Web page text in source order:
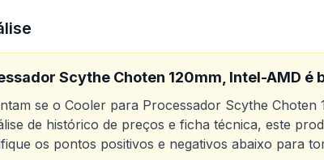
Scythe Choten 120mm, Intel-AMD é
se o Cooler para Processador Scythe Choten
de histórico de preços e ficha técnica, este
os pontos positivos e negativos abaixo para